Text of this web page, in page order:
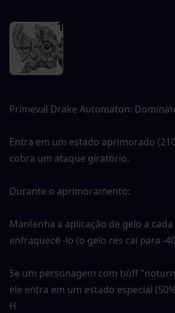
Primeval Drake Automaton:
Entra em um estado aprimorado
cobra um ataque giratório.
Durante o aprimoramento:
Mantenha a aplicação de gelo a cada
enfraquecê -lo (o gelo res cai para -
Se um personagem com búff
ele entra em um estado especial
H